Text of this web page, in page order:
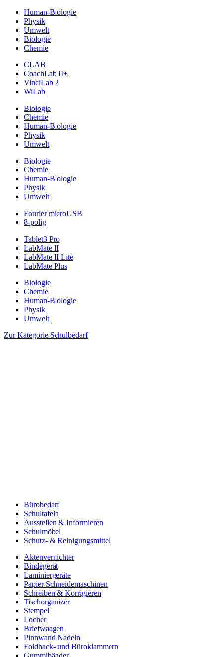
Human-Biologie
Physik
Umwelt
Biologie
Chemie
CLAB
CoachLab II+
VinciLab 2
WiLab
Biologie
Chemie
Human-Biologie
Physik
Umwelt
Biologie
Chemie
Human-Biologie
Physik
Umwelt
Fourier microUSB
8-polig
Tablet3 Pro
LabMate II
LabMate II Lite
LabMate Plus
Biologie
Chemie
Human-Biologie
Physik
Umwelt
Zur Kategorie Schulbedarf
Bürobedarf
Schultafeln
Ausstellen & Informieren
Schulmöbel
Schutz- & Reinigungsmittel
Aktenvernichter
Bindegerät
Laminiergeräte
Papier Schneidemaschinen
Schreiben & Korrigieren
Tischorganizer
Stempel
Locher
Briefwaagen
Pinnwand Nadeln
Foldback- und Büroklammern
Gummibänder